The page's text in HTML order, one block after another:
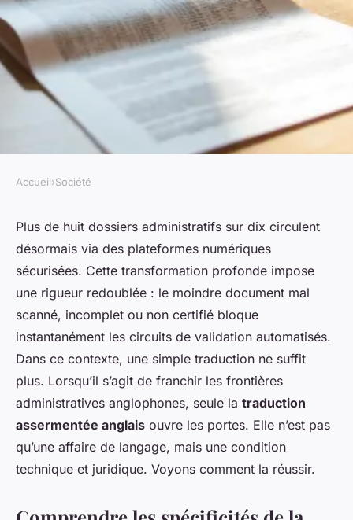
Top étapes pour faire faire une
traduction assermentée en
anglais
Orion•10/03/2026 13:31 •11 min de lecture
Accueil›Société
Plus de huit dossiers administratifs sur dix circulent
désormais via des plateformes numériques
sécurisées. Cette transformation profonde impose
une rigueur redoublée : le moindre document mal
scanné, incomplet ou non certifié bloque
instantanément les circuits de validation automatisés.
Dans ce contexte, une simple traduction ne suffit
plus. Lorsqu’il s’agit de franchir les frontières
administratives anglophones, seule la traduction
assermentée anglais ouvre les portes. Elle n’est pas
qu’une affaire de langage, mais une condition
technique et juridique. Voyons comment la réussir.